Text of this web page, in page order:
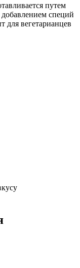
путем
специй
для вегетарианцев